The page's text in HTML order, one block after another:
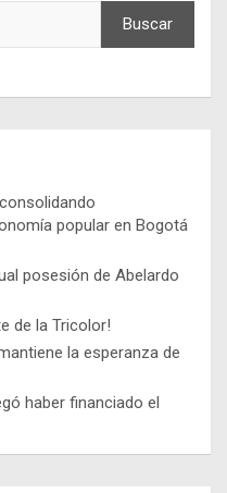
Buscar
popular en Bogotá
posesión de Abelardo
de la Tricolor!
la esperanza de
haber financiado el